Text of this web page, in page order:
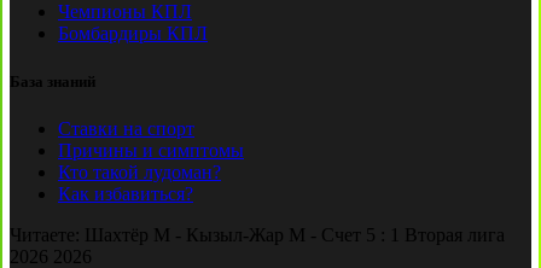
Чемпионы КПЛ
Бомбардиры КПЛ
База знаний
Ставки на спорт
Причины и симптомы
Кто такой лудоман?
Как избавиться?
Читаете: Шахтёр М - Кызыл-Жар М - Счет 5 : 1 Вторая лига
2026 2026